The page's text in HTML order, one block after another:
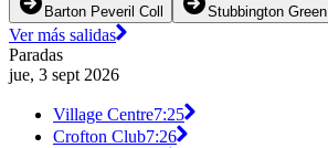
Barton Peveril Coll Stubbington Green
Ver más salidas
Paradas
jue, 3 sept 2026
Village Centre7:25
Crofton Club7:26